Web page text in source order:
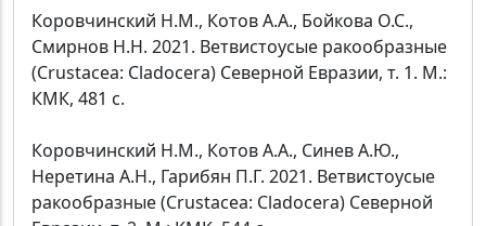
Коровчинский Н.М., Котов А.А., Бойкова О.С.,
Смирнов Н.Н. 2021. Ветвистоусые ракообразные
(Crustacea: Cladocera) Северной Евразии, т. 1. М.:
КМК, 481 с.
Коровчинский Н.М., Котов А.А., Синев А.Ю.,
Неретина А.Н., Гарибян П.Г. 2021. Ветвистоусые
ракообразные (Crustacea: Cladocera) Северной